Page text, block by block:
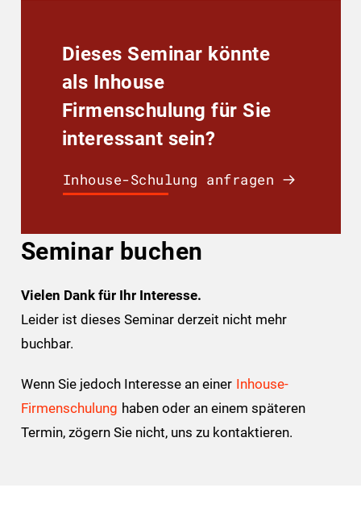
Dieses Seminar könnte
als Inhouse
Firmenschulung für Sie
interessant sein?
Inhouse-Schulung anfragen
Seminar buchen
Vielen Dank für Ihr Interesse.
Leider ist dieses Seminar derzeit nicht mehr
buchbar.
Wenn Sie jedoch Interesse an einer Inhouse-
Firmenschulung haben oder an einem späteren
Termin, zögern Sie nicht, uns zu kontaktieren.